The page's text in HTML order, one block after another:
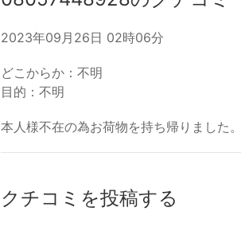
2023年09月26日 02時06分
どこからか：不明
目的：不明
本人様不在の為お荷物を持ち帰りました
クチコミを投稿する